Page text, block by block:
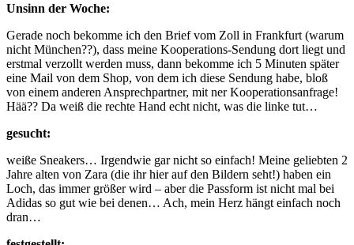
Unsinn der Woche:
Gerade noch bekomme ich den Brief vom Zoll in Frankfurt (warum
nicht München??), dass meine Kooperations-Sendung dort liegt und
erstmal verzollt werden muss, dann bekomme ich 5 Minuten später
eine Mail von dem Shop, von dem ich diese Sendung habe, bloß
von einem anderen Ansprechpartner, mit ner Kooperationsanfrage!
Hää?? Da weiß die rechte Hand echt nicht, was die linke tut…
gesucht:
weiße Sneakers… Irgendwie gar nicht so einfach! Meine geliebten 2
Jahre alten von Zara (die ihr hier auf den Bildern seht!) haben ein
Loch, das immer größer wird – aber die Passform ist nicht mal bei
Adidas so gut wie bei denen… Ach, mein Herz hängt einfach noch
dran…